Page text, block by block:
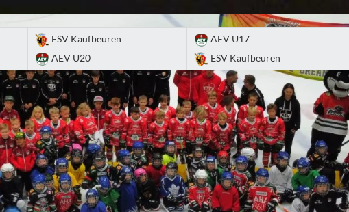
ESV Kaufbeuren
AEV U20
AEV U17
ESV Kaufbeuren